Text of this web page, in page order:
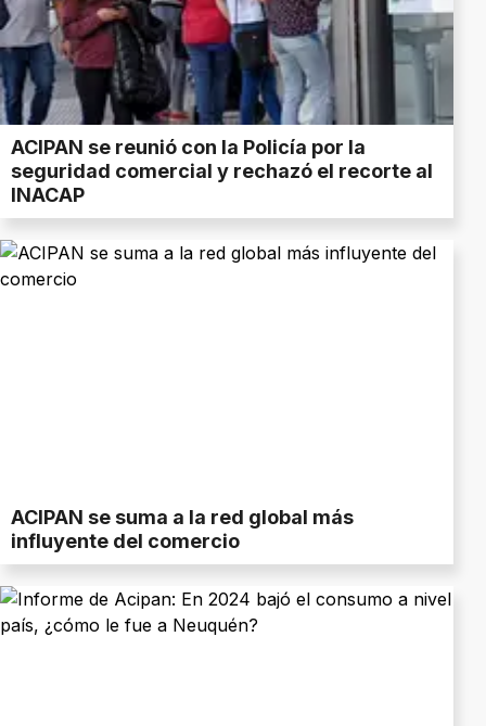
ACIPAN se reunió con la Policía por la
seguridad comercial y rechazó el recorte al
INACAP
ACIPAN se suma a la red global más
influyente del comercio